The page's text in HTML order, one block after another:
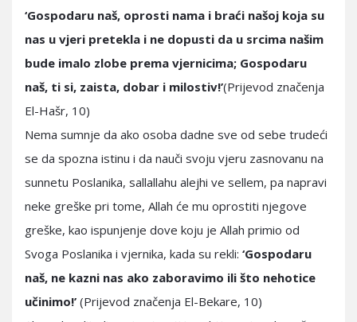
‘Gospodaru naš, oprosti nama i braći našoj koja su
nas u vjeri pretekla i ne dopusti da u srcima našim
bude imalo zlobe prema vjernicima; Gospodaru
naš, ti si, zaista, dobar i milostiv!’(Prijevod značenja
El-Hašr, 10)
Nema sumnje da ako osoba dadne sve od sebe trudeći
se da spozna istinu i da nauči svoju vjeru zasnovanu na
sunnetu Poslanika, sallallahu alejhi ve sellem, pa napravi
neke greške pri tome, Allah će mu oprostiti njegove
greške, kao ispunjenje dove koju je Allah primio od
Svoga Poslanika i vjernika, kada su rekli: ‘Gospodaru
naš, ne kazni nas ako zaboravimo ili što nehotice
učinimo!’ (Prijevod značenja El-Bekare, 10)